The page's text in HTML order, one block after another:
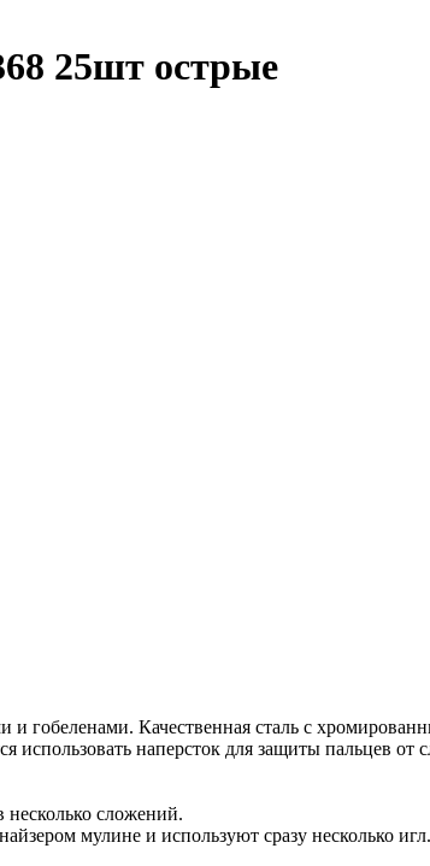
25шт острые
гобеленами. Качественная сталь с
использовать наперсток для защиты пальцев
сложений.
мулине и используют сразу несколько игл.